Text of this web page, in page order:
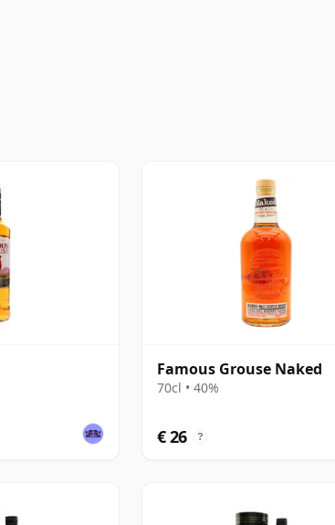
Famous Grouse Naked
70cl • 40%
€ 26 ?